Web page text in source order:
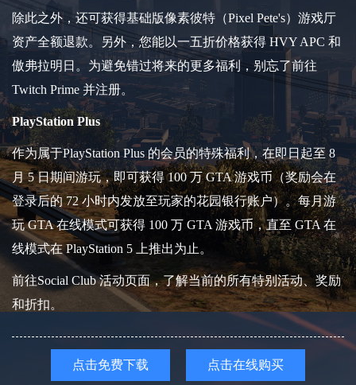
除此之外，还可获得基础版像素彼特（Pixel Pete's）游戏厅
资产全额退款。另外，您能以一五折价格获得 HVY APC 和
傲弗拉明日。为避免错过将来的更多福利，别忘了前往
Twitch Prime 并注册。
PlayStation Plus
作为属于PlayStation Plus 的会员的特殊福利，在即日起至 8
月 5 日期间游玩，即可获得 100 万 GTA 游戏币（奖励会在
登录后的 72 小时内发放至玩家的花园银行账户）。每月游
玩 GTA 在线模式可获得 100 万 GTA 游戏币，直至 GTA 在
线模式在 PlayStation 5 上推出为止。
前往Social Club 活动页面，了解当前的所有特别活动、奖励
和折扣。
点击免费下载 点击在线购买